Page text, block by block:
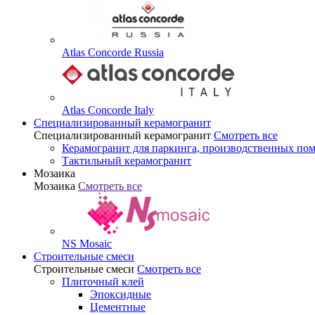
Atlas Concorde Russia
Atlas Concorde Italy
Специализированный керамогранит
Специализированный керамогранит Смотреть все
Керамогранит для паркинга, производственных
Тактильный керамогранит
Мозаика
Мозаика Смотреть все
NS Mosaic
Строительные смеси
Строительные смеси Смотреть все
Плиточный клей
Эпоксидные
Цементные